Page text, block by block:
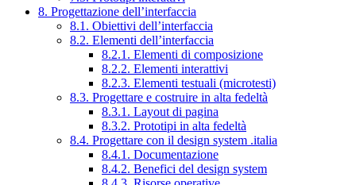
8. Progettazione dell’interfaccia
8.1. Obiettivi dell’interfaccia
8.2. Elementi dell’interfaccia
8.2.1. Elementi di composizione
8.2.2. Elementi interattivi
8.2.3. Elementi testuali (microtesti)
8.3. Progettare e costruire in alta fedeltà
8.3.1. Layout di pagina
8.3.2. Prototipi in alta fedeltà
8.4. Progettare con il design system .italia
8.4.1. Documentazione
8.4.2. Benefici del design system